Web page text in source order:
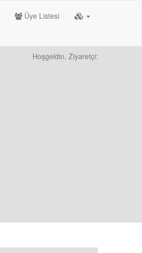
Üye Listesi
Hoşgeldin, Ziyaretçi: